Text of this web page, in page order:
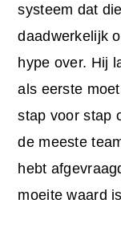
systeem dat
daadwerkelijk
hype over. Hij
als eerste
stap voor stap
de meeste
hebt
moeite waard